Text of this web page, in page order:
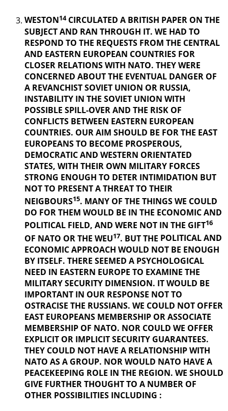
WESTON14CIRCULATED A BRITISH PAPER ON THE
SUBJECT AND RAN THROUGH IT. WE HAD TO
RESPOND TO THE REQUESTS FROM THE CENTRAL
AND EASTERN EUROPEAN COUNTRIES FOR
CLOSER RELATIONS WITH NATO. THEY WERE
CONCERNED ABOUT THE EVENTUAL DANGER OF
A REVANCHISTSOVIET UNION OR RUSSIA,
INSTABILITY IN THE SOVIET UNION WITH
POSSIBLE SPILL-OVER AND THE RISK OF
CONFLICTS BETWEEN EASTERN EUROPEAN
COUNTRIES. OUR AIM SHOULD BE FOR THE EAST
EUROPEANS TO BECOME PROSPEROUS,
DEMOCRATIC AND WESTERN ORIENTATED
STATES, WITH THEIR OWN MILITARY FORCES
STRONG ENOUGH TO DETER INTIMIDATION BUT
NOT TO PRESENT A THREAT TO THEIR
NEIGBOURS15. MANY OF THE THINGSWE COULD
DO FOR THEM WOULD BE IN THE ECONOMIC AND
POLITICAL FIELD, AND WERE NOT IN THE GIFT16
OF NATO OR THE WEU17. BUT THE POLITICAL AND
ECONOMIC APPROACH WOULD NOT BE ENOUGH
BY ITSELF. THERE SEEMED A PSYCHOLOGICAL
NEED IN EASTERN EUROPE TO EXAMINE THE
MILITARY SECURITY DIMENSION. IT WOULD BE
IMPORTANT IN OUR RESPONSE NOT TO
OSTRACISE THE RUSSIANS. WE COULD NOT OFFER
EAST EUROPEANS MEMBERSHIP OR ASSOCIATE
MEMBERSHIP OF NATO. NOR COULD WE OFFER
EXPLICIT OR IMPLICIT SECURITY GUARANTEES.
THEY COULD NOT HAVE A RELATIONSHIP WITH
NATO AS A GROUP. NOR WOULD NATO HAVE A
PEACEKEEPING ROLE IN THE REGION. WE SHOULD
GIVE FURTHERTHOUGHT TO A NUMBER OF
OTHER POSSIBILITIES INCLUDING :